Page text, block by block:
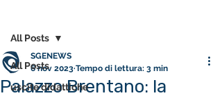
All Posts
uscite didattiche
All Posts
Palazzo Brentano: la
SGENEWS
6 nov 2023 Tempo di lettura: 3 min